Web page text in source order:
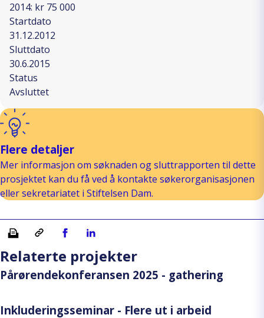
2014: kr 75 000
Startdato
31.12.2012
Sluttdato
30.6.2015
Status
Avsluttet
Flere detaljer
Mer informasjon om søknaden og sluttrapporten til dette
prosjektet kan du få ved å kontakte søkerorganisasjonen
eller sekretariatet i Stiftelsen Dam.
Skriv ut Kopiera länkDel på Facebook
Del på Linkedin
Relaterte projekter
Pårørendekonferansen 2025 - gathering
Inkluderingsseminar - Flere ut i arbeid